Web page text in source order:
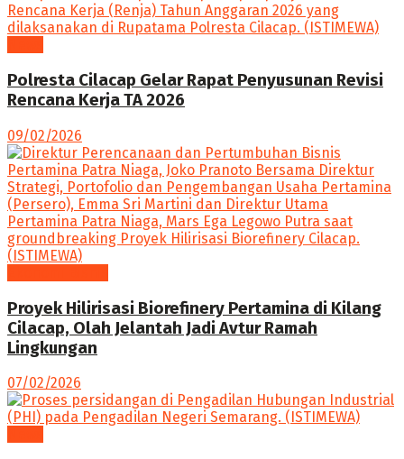
Polresta Cilacap Gelar Rapat Penyusunan Revisi
Rencana Kerja TA 2026
09/02/2026
Proyek Hilirisasi Biorefinery Pertamina di Kilang
Cilacap, Olah Jelantah Jadi Avtur Ramah
Lingkungan
07/02/2026